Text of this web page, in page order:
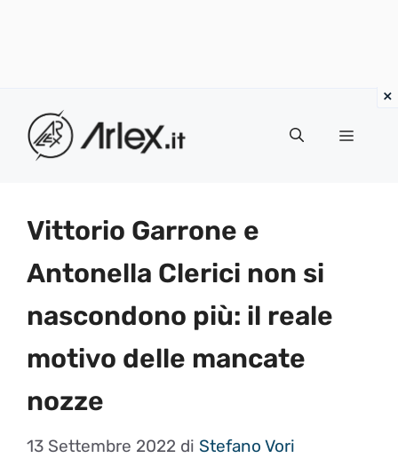
contenuto
Menu
Vittorio Garrone e
Antonella Clerici non si
nascondono più: il reale
motivo delle mancate
nozze
13 Settembre 2022 di Stefano Vori